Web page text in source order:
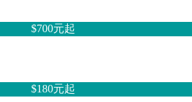
$700元起
$180元起